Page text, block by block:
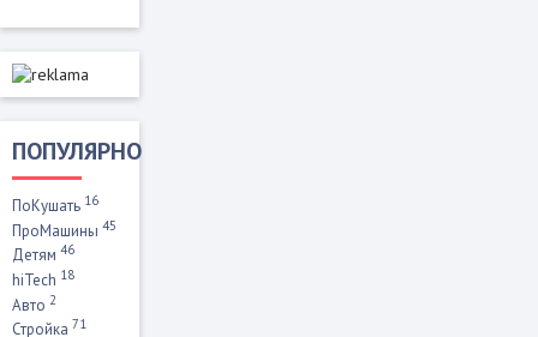
ПОПУЛЯРНО
ПоКушать 16
ПроМашины 45
Детям 46
hiTech 18
Авто 2
Стройка 71